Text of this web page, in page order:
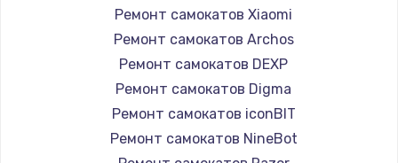
Ремонт самокатов Xiaomi
Ремонт самокатов Archos
Ремонт самокатов DEXP
Ремонт самокатов Digma
Ремонт самокатов iconBIT
Ремонт самокатов NineBot